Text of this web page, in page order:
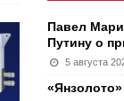
Павел
Путину о
5 августа